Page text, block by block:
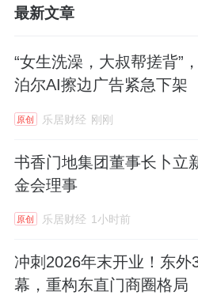
最新文章
“女生洗澡，大叔帮搓背”
泊尔AI擦边广告紧急下架
原创 乐居财经 刚刚
书香门地集团董事长卜立
金会理事
原创 乐居财经 1小时前
冲刺2026年末开业！东外
幕，重构东直门商圈格局